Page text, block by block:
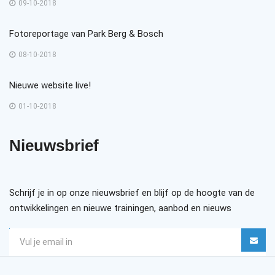
09-10-2018
Fotoreportage van Park Berg & Bosch
08-10-2018
Nieuwe website live!
01-10-2018
Nieuwsbrief
Schrijf je in op onze nieuwsbrief en blijf op de hoogte van de
ontwikkelingen en nieuwe trainingen, aanbod en nieuws
Call